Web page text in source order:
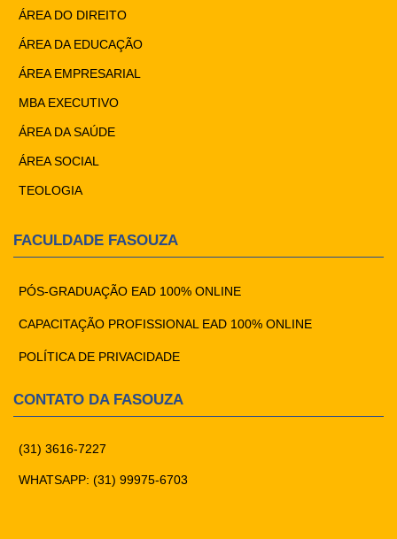
ÁREA DO DIREITO
ÁREA DA EDUCAÇÃO
ÁREA EMPRESARIAL
MBA EXECUTIVO
ÁREA DA SAÚDE
ÁREA SOCIAL
TEOLOGIA
FACULDADE FASOUZA
PÓS-GRADUAÇÃO EAD 100% ONLINE
CAPACITAÇÃO PROFISSIONAL EAD 100% ONLINE
POLÍTICA DE PRIVACIDADE
CONTATO DA FASOUZA
(31) 3616-7227
WHATSAPP: (31) 99975-6703